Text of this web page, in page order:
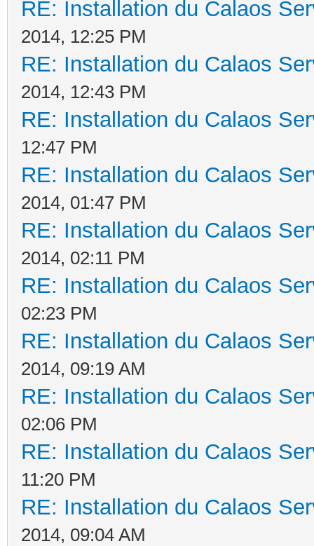
RE: Installation du Calaos
2014, 12:25 PM
RE: Installation du Calaos
2014, 12:43 PM
RE: Installation du Calaos
12:47 PM
RE: Installation du Calaos
2014, 01:47 PM
RE: Installation du Calaos
2014, 02:11 PM
RE: Installation du Calaos
02:23 PM
RE: Installation du Calaos
2014, 09:19 AM
RE: Installation du Calaos
02:06 PM
RE: Installation du Calaos
11:20 PM
RE: Installation du Calaos
2014, 09:04 AM